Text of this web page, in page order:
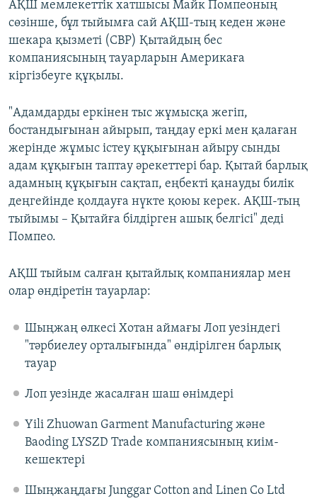
АҚШ мемлекеттік хатшысы Майк Помпеоның
сөзінше, бұл тыйымға сай АҚШ-тың кеден және
шекара қызметі (CBP) Қытайдың бес
компаниясының тауарларын Америкаға
кіргізбеуге құқылы.
"Адамдарды еркінен тыс жұмысқа жегіп,
бостандығынан айырып, таңдау еркі мен қалаған
жерінде жұмыс істеу құқығынан айыру сынды
адам құқығын таптау әрекеттері бар. Қытай барлық
адамның құқығын сақтап, еңбекті қанауды билік
деңгейінде қолдауға нүкте қоюы керек. АҚШ-тың
тыйымы – Қытайға білдірген ашық белгісі" деді
Помпео.
АҚШ тыйым салған қытайлық компаниялар мен
олар өндіретін тауарлар:
Шыңжаң өлкесі Хотан аймағы Лоп уезіндегі
"тәрбиелеу орталығында" өндірілген барлық
тауар
Лоп уезінде жасалған шаш өнімдері
Yili Zhuowan Garment Manufacturing және
Baoding LYSZD Trade компаниясының киім-
кешектері
Шыңжаңдағы Junggar Cotton and Linen Co Ltd